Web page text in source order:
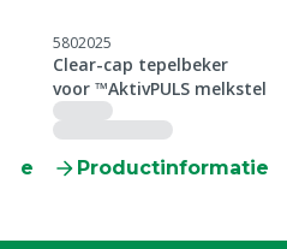
5802025
Clear-cap tepelbeker
voor ™AktivPULS melkstel
Productinformatie